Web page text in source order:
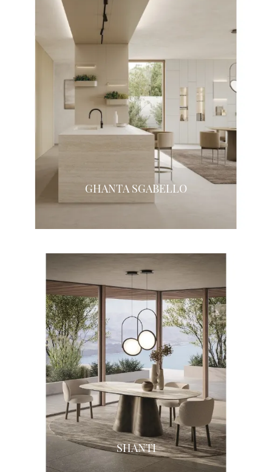
GHANTA SGABELLO
SHANTI